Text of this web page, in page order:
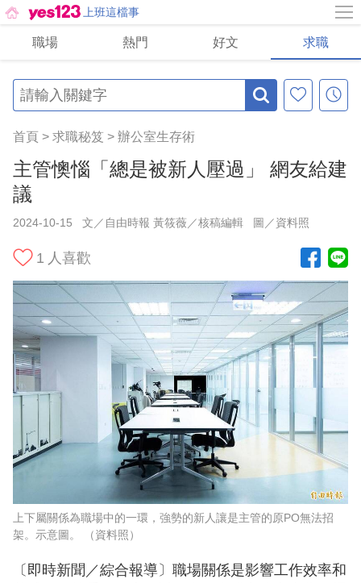
上班這檔事
職場 熱門 好文 求職
首頁 > 求職秘笈 > 辦公室生存術
主管懊惱「總是被新人壓過」 網友給建
議
2024-10-15 文／自由時報 黃筱薇／核稿編輯 圖／資料照
1 人喜歡
上下屬關係為職場中的一環，強勢的新人讓是主管的原PO無法招
架。示意圖。 （資料照）
〔即時新聞／綜合報導〕職場關係是影響工作效率和